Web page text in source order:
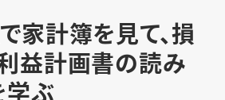
家計簿を見て、損
益計画書の読み
学ぶ